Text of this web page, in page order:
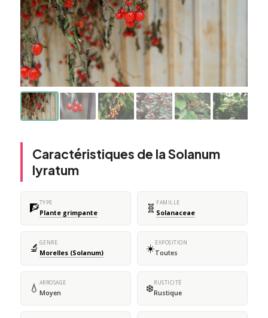
Caractéristiques de la Solanum
lyratum
🧗TYPE
Plante grimpante 🧬 FAMILLE
Solanaceae
🔬 GENRE
Morelles (Solanum) ☀️EXPOSITION
Toutes
💧 ARROSAGE
Moyen ❄️RUSTICITÉ
Rustique